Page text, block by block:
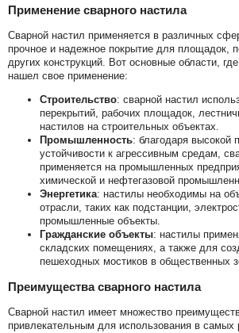
Применение сварного настила
Сварной настил применяется в различных
прочное и надежное покрытие для площадок,
других конструкций. Вот основные области,
нашел свое применение:
Строительство: сварной настил
перекрытий, рабочих площадок,
настилов на строительных объектах.
Промышленность: благодаря высокой
устойчивости к агрессивным средам,
применяется на промышленных
химической и нефтегазовой
Энергетика: настилы необходимы на
отрасли, таких как подстанции,
промышленные объекты.
Гражданские объекты: настилы
складских помещениях, а также для
пешеходных мостиков в общественных
Преимущества сварного настила
Сварной настил имеет множество
привлекательным для использования в самых